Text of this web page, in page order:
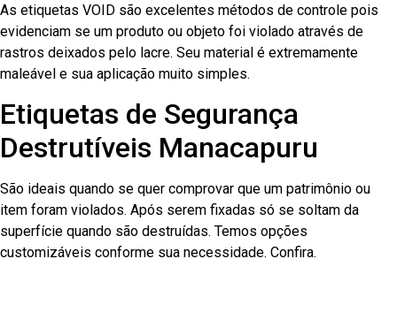
As etiquetas VOID são excelentes métodos de controle pois
evidenciam se um produto ou objeto foi violado através de
rastros deixados pelo lacre. Seu material é extremamente
maleável e sua aplicação muito simples.
Etiquetas de Segurança
Destrutíveis Manacapuru
São ideais quando se quer comprovar que um patrimônio ou
item foram violados. Após serem fixadas só se soltam da
superfície quando são destruídas. Temos opções
customizáveis conforme sua necessidade. Confira.